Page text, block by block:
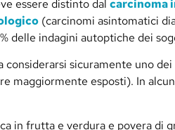
essere distinto dal carcinoma
(carcinomi asintomatici
delle indagini autoptiche dei
considerarsi sicuramente uno dei
maggiormente esposti). In
in frutta e verdura e povera di